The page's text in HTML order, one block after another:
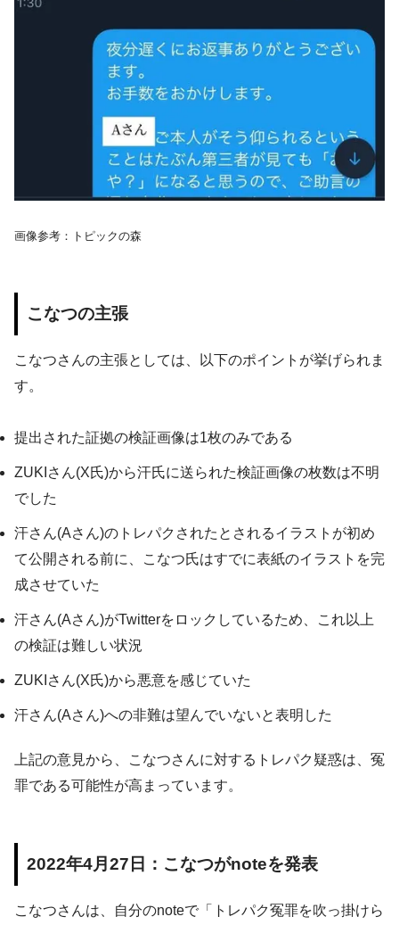
画像参考：トピックの森
こなつの主張
こなつさんの主張としては、以下のポイントが挙げられま
す。
提出された証拠の検証画像は1枚のみである
ZUKIさん(X氏)から汗氏に送られた検証画像の枚数は不明
でした
汗さん(Aさん)のトレパクされたとされるイラストが初め
て公開される前に、こなつ氏はすでに表紙のイラストを完
成させていた
汗さん(Aさん)がTwitterをロックしているため、これ以上
の検証は難しい状況
ZUKIさん(X氏)から悪意を感じていた
汗さん(Aさん)への非難は望んでいないと表明した
上記の意見から、こなつさんに対するトレパク疑惑は、冤
罪である可能性が高まっています。
2022年4月27日：こなつがnoteを発表
こなつさんは、自分のnoteで「トレパク冤罪を吹っ掛けら